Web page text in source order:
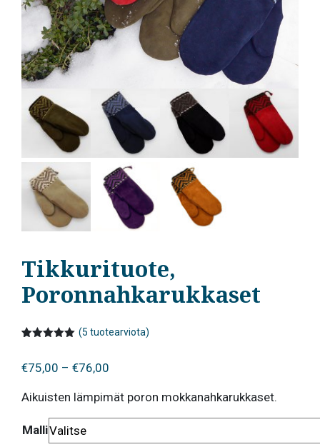
Tikkurituote,
Poronnahkarukkaset
perustuen
(5 tuotearviota)
€75,00 – €76,00
-
Aikuisten lämpimät poron mokkanahkarukkaset.
Malli